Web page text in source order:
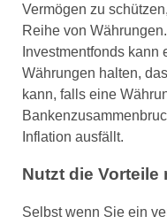
Vermögen zu
Reihe von
Investmentfonds kann
Währungen halten,
kann, falls eine
Inflation ausfällt.
Nutzt die Vorteile
Selbst wenn Sie ein